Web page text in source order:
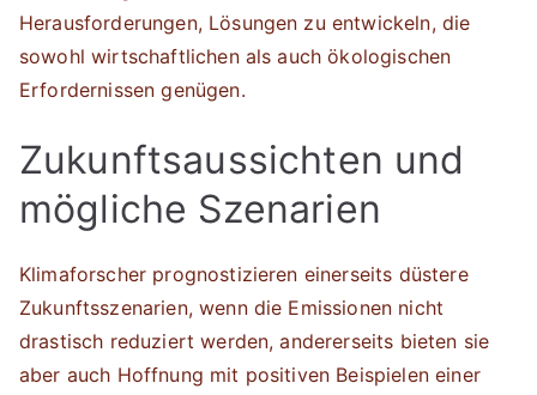
Herausforderungen, Lösungen zu entwickeln, die
sowohl wirtschaftlichen als auch ökologischen
Erfordernissen genügen.
Zukunftsaussichten und
mögliche Szenarien
Klimaforscher prognostizieren einerseits düstere
Zukunftsszenarien, wenn die Emissionen nicht
drastisch reduziert werden, andererseits bieten sie
aber auch Hoffnung mit positiven Beispielen einer